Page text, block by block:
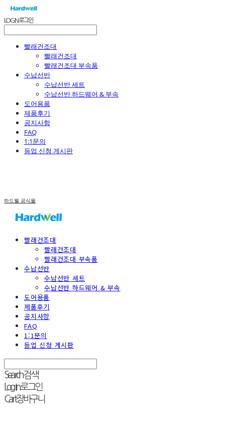
LOG IN로그인
빨래건조대
빨래건조대
빨래건조대 부속품
수납선반
수납선반 세트
수납선반 하드웨어 & 부속
도어용품
제품후기
공지사항
FAQ
1:1문의
등업 신청 게시판
하드웰 공식몰
빨래건조대
빨래건조대
빨래건조대 부속품
수납선반
수납선반 세트
수납선반 하드웨어 & 부속
도어용품
제품후기
공지사항
FAQ
1:1문의
등업 신청 게시판
Search검색
Log In로그인
Cart장바구니